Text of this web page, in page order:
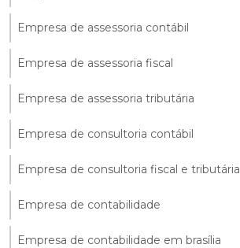
Empresa de assessoria contábil
Empresa de assessoria fiscal
Empresa de assessoria tributária
Empresa de consultoria contábil
Empresa de consultoria fiscal e tributária
Empresa de contabilidade
Empresa de contabilidade em brasília